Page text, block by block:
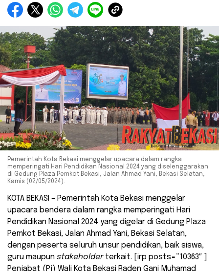
Pemerintah Kota Bekasi menggelar upacara dalam rangka
memperingati Hari Pendidikan Nasional 2024 yang diselenggarakan
di Gedung Plaza Pemkot Bekasi, Jalan Ahmad Yani, Bekasi Selatan,
Kamis (02/05/2024).
KOTA BEKASI – Pemerintah Kota Bekasi menggelar
upacara bendera dalam rangka memperingati Hari
Pendidikan Nasional 2024 yang digelar di Gedung Plaza
Pemkot Bekasi, Jalan Ahmad Yani, Bekasi Selatan,
dengan peserta seluruh unsur pendidikan, baik siswa,
guru maupun stakeholderterkait. [irp posts=”10363″ ]
Penjabat (Pj) Wali Kota Bekasi Raden Gani Muhamad